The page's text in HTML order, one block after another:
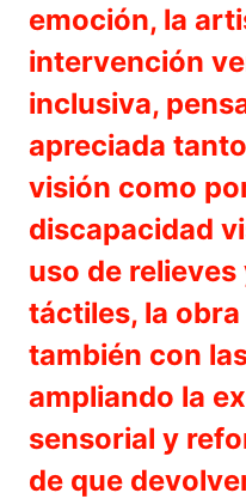
emoción, la
intervención
inclusiva,
apreciada
visión como
discapacidad
uso de
táctiles, la obra
también con
ampliando la
sensorial y
de que